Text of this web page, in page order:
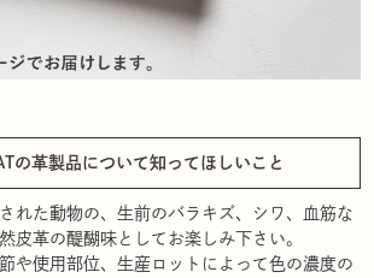
の革製品について知ってほしいこと
れた動物の、生前のバラキズ、シワ、血筋な
皮革の醍醐味としてお楽しみ下さい。
や使用部位、生産ロットによって色の濃度の